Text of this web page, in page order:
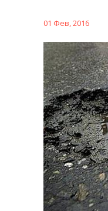
01 Фев, 2016